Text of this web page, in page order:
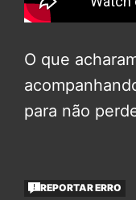
O que
para não
REPORTAR ERRO